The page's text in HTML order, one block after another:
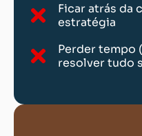
Ficar atrás da
estratégia
Perder tempo
resolver tudo